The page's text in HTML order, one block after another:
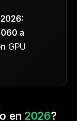
a
GPU
en 2026?